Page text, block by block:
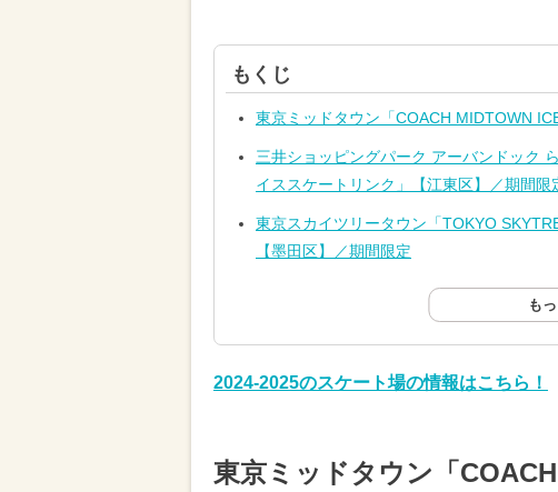
もくじ
東京ミッドタウン「COACH MIDTOWN
三井ショッピングパーク アーバンドック
イススケートリンク」【江東区】／期間限
東京スカイツリータウン「TOKYO
【墨田区】／期間限定
も
2024-2025のスケート場の情報はこちら！
東京ミッドタウン「